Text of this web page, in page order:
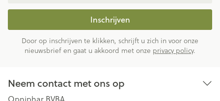
Inschrijven
Door op inschrijven te klikken, schrijft u zich in voor onze
nieuwsbrief en gaat u akkoord met onze privacy policy.
Neem contact met ons op